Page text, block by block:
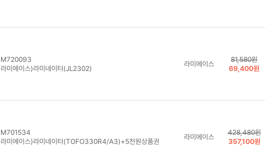
M720093
라미에이스)라미네이터(JL2302)
라미에이스
81,580원
69,400원
M701534
라미에이스)라미네이터(TOFO330R4/A3)+5천원상품권
라미에이스
428,480원
357,100원